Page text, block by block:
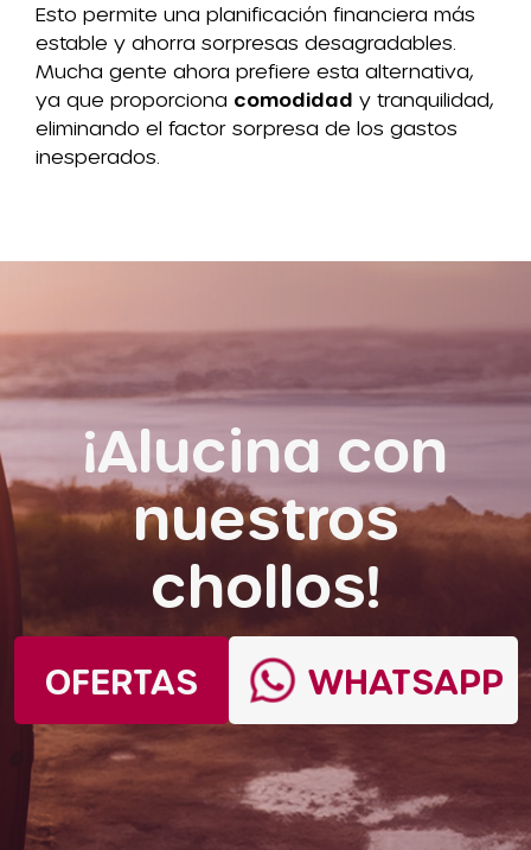
Esto permite una planificación financiera más
estable y ahorra sorpresas desagradables.
Mucha gente ahora prefiere esta alternativa,
ya que proporciona comodidad y tranquilidad,
eliminando el factor sorpresa de los gastos
inesperados.
¡Alucina con
nuestros
chollos!
OFERTAS WHATSAPP